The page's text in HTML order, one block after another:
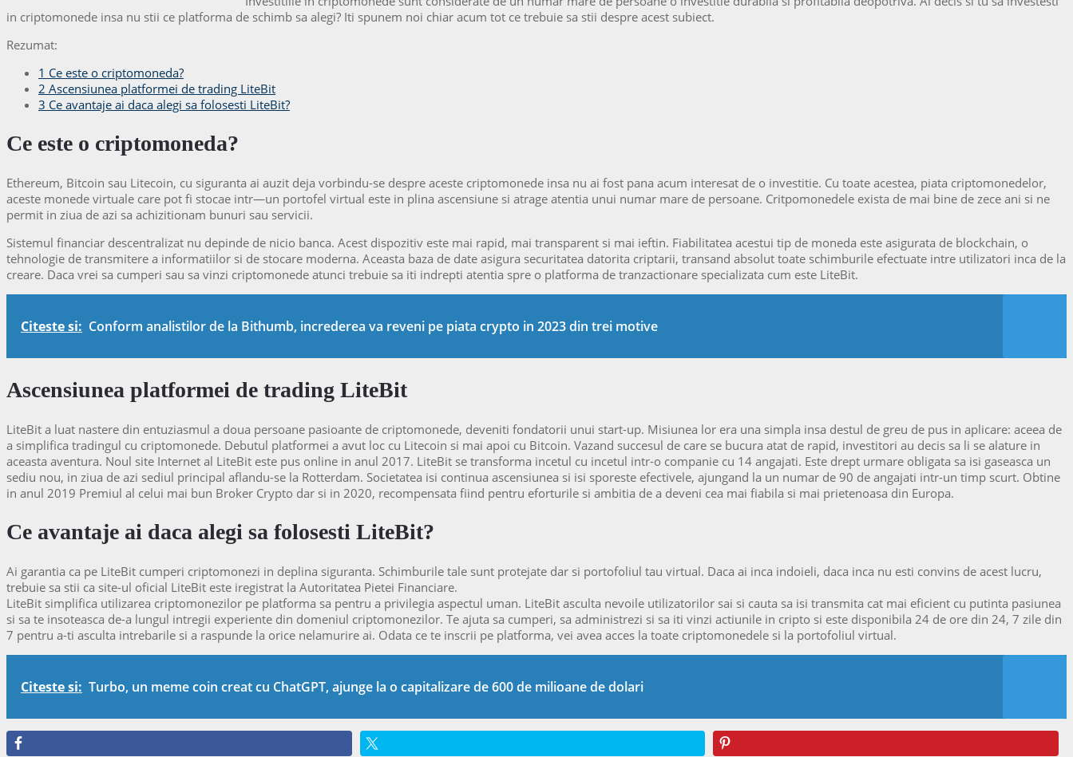
in criptomonede insa nu stii ce platforma de schimb sa alegi? Iti spunem noi chiar acum tot ce trebuie sa stii despre acest subiect.
Rezumat:
1 Ce este o criptomoneda?
2 Ascensiunea platformei de trading LiteBit
3 Ce avantaje ai daca alegi sa folosesti LiteBit?
Ce este o criptomoneda?
Ethereum, Bitcoin sau Litecoin, cu siguranta ai auzit deja vorbindu-se despre aceste criptomonede insa nu ai fost pana acum interesat de o investitie. Cu toate acestea, piata criptomonedelor,
aceste monede virtuale care pot fi stocae intr—un portofel virtual este in plina ascensiune si atrage atentia unui numar mare de persoane. Critpomonedele exista de mai bine de zece ani si ne
permit in ziua de azi sa achizitionam bunuri sau servicii.
Sistemul financiar descentralizat nu depinde de nicio banca. Acest dispozitiv este mai rapid, mai transparent si mai ieftin. Fiabilitatea acestui tip de moneda este asigurata de blockchain, o
tehnologie de transmitere a informatiilor si de stocare moderna. Aceasta baza de date asigura securitatea datorita criptarii, transand absolut toate schimburile efectuate intre utilizatori inca de la
creare. Daca vrei sa cumperi sau sa vinzi criptomonede atunci trebuie sa iti indrepti atentia spre o platforma de tranzactionare specializata cum este LiteBit.
Citeste si: Conform analistilor de la Bithumb, increderea va reveni pe piata crypto in 2023 din trei motive
Ascensiunea platformei de trading LiteBit
LiteBit a luat nastere din entuziasmul a doua persoane pasioante de criptomonede, deveniti fondatorii unui start-up. Misiunea lor era una simpla insa destul de greu de pus in aplicare: aceea de
a simplifica tradingul cu criptomonede. Debutul platformei a avut loc cu Litecoin si mai apoi cu Bitcoin. Vazand succesul de care se bucura atat de rapid, investitori au decis sa li se alature in
aceasta aventura. Noul site Internet al LiteBit este pus online in anul 2017. LiteBit se transforma incetul cu incetul intr-o companie cu 14 angajati. Este drept urmare obligata sa isi gaseasca un
sediu nou, in ziua de azi sediul principal aflandu-se la Rotterdam. Societatea isi continua ascensiunea si isi sporeste efectivele, ajungand la un numar de 90 de angajati intr-un timp scurt. Obtine
in anul 2019 Premiul al celui mai bun Broker Crypto dar si in 2020, recompensata fiind pentru eforturile si ambitia de a deveni cea mai fiabila si mai prietenoasa din Europa.
Ce avantaje ai daca alegi sa folosesti LiteBit?
Ai garantia ca pe LiteBit cumperi criptomonezi in deplina siguranta. Schimburile tale sunt protejate dar si portofoliul tau virtual. Daca ai inca indoieli, daca inca nu esti convins de acest lucru,
trebuie sa stii ca site-ul oficial LiteBit este iregistrat la Autoritatea Pietei Financiare.
LiteBit simplifica utilizarea criptomonezilor pe platforma sa pentru a privilegia aspectul uman. LiteBit asculta nevoile utilizatorilor sai si cauta sa isi transmita cat mai eficient cu putinta pasiunea
si sa te insoteasca de-a lungul intregii experiente din domeniul criptomonezilor. Te ajuta sa cumperi, sa administrezi si sa iti vinzi actiunile in cripto si este disponibila 24 de ore din 24, 7 zile din
7 pentru a-ti asculta intrebarile si a raspunde la orice nelamurire ai. Odata ce te inscrii pe platforma, vei avea acces la toate criptomonedele si la portofoliul virtual.
Citeste si: Turbo, un meme coin creat cu ChatGPT, ajunge la o capitalizare de 600 de milioane de dolari